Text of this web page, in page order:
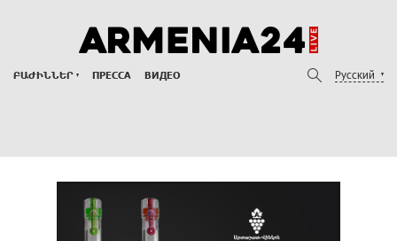
ԲԱԺԻՆՆԵՐ ПРЕССА ВИДЕО Русский